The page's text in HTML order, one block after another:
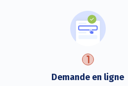
Demande en ligne